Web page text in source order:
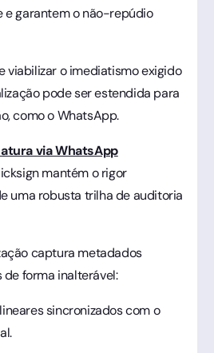
e garantem o não-repúdio
viabilizar o imediatismo exigido
pode ser estendida para
como o WhatsApp.
via WhatsApp
mantém o rigor
uma robusta trilha de auditoria
captura metadados
forma inalterável:
sincronizados com o